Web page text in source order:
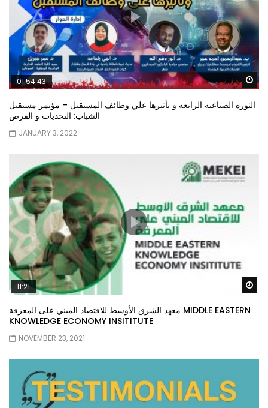
01:54:43
الثورة الصناعية الرابعة و تأثيرها علي وظائف المستقبل – مؤتمر مستقبل
الشباب: التحديات و الفرص
JANUARY 3, 2022
11:21
معهد الشرق الأوسط للاقتصاد المبني على المعرفة MIDDLE EASTERN
KNOWLEDGE ECONOMY INSITITUTE
NOVEMBER 23, 2021